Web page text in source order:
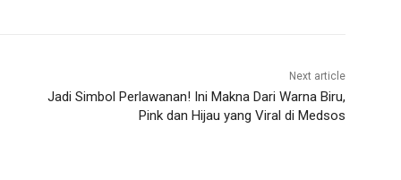
Next article
Jadi Simbol Perlawanan! Ini Makna Dari Warna Biru,
Pink dan Hijau yang Viral di Medsos